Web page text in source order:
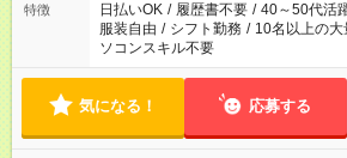
特徴 日払いOK / 履歴書不要 / 40～50代活
服装自由 / シフト勤務 / 10名以上の大
ソコンスキル不要
気になる！ 応募する